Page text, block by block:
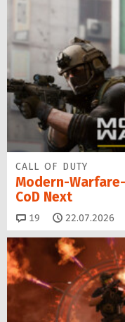
CALL OF DUTY
Modern-
CoD Next
19 Kommentare
22.07.2026